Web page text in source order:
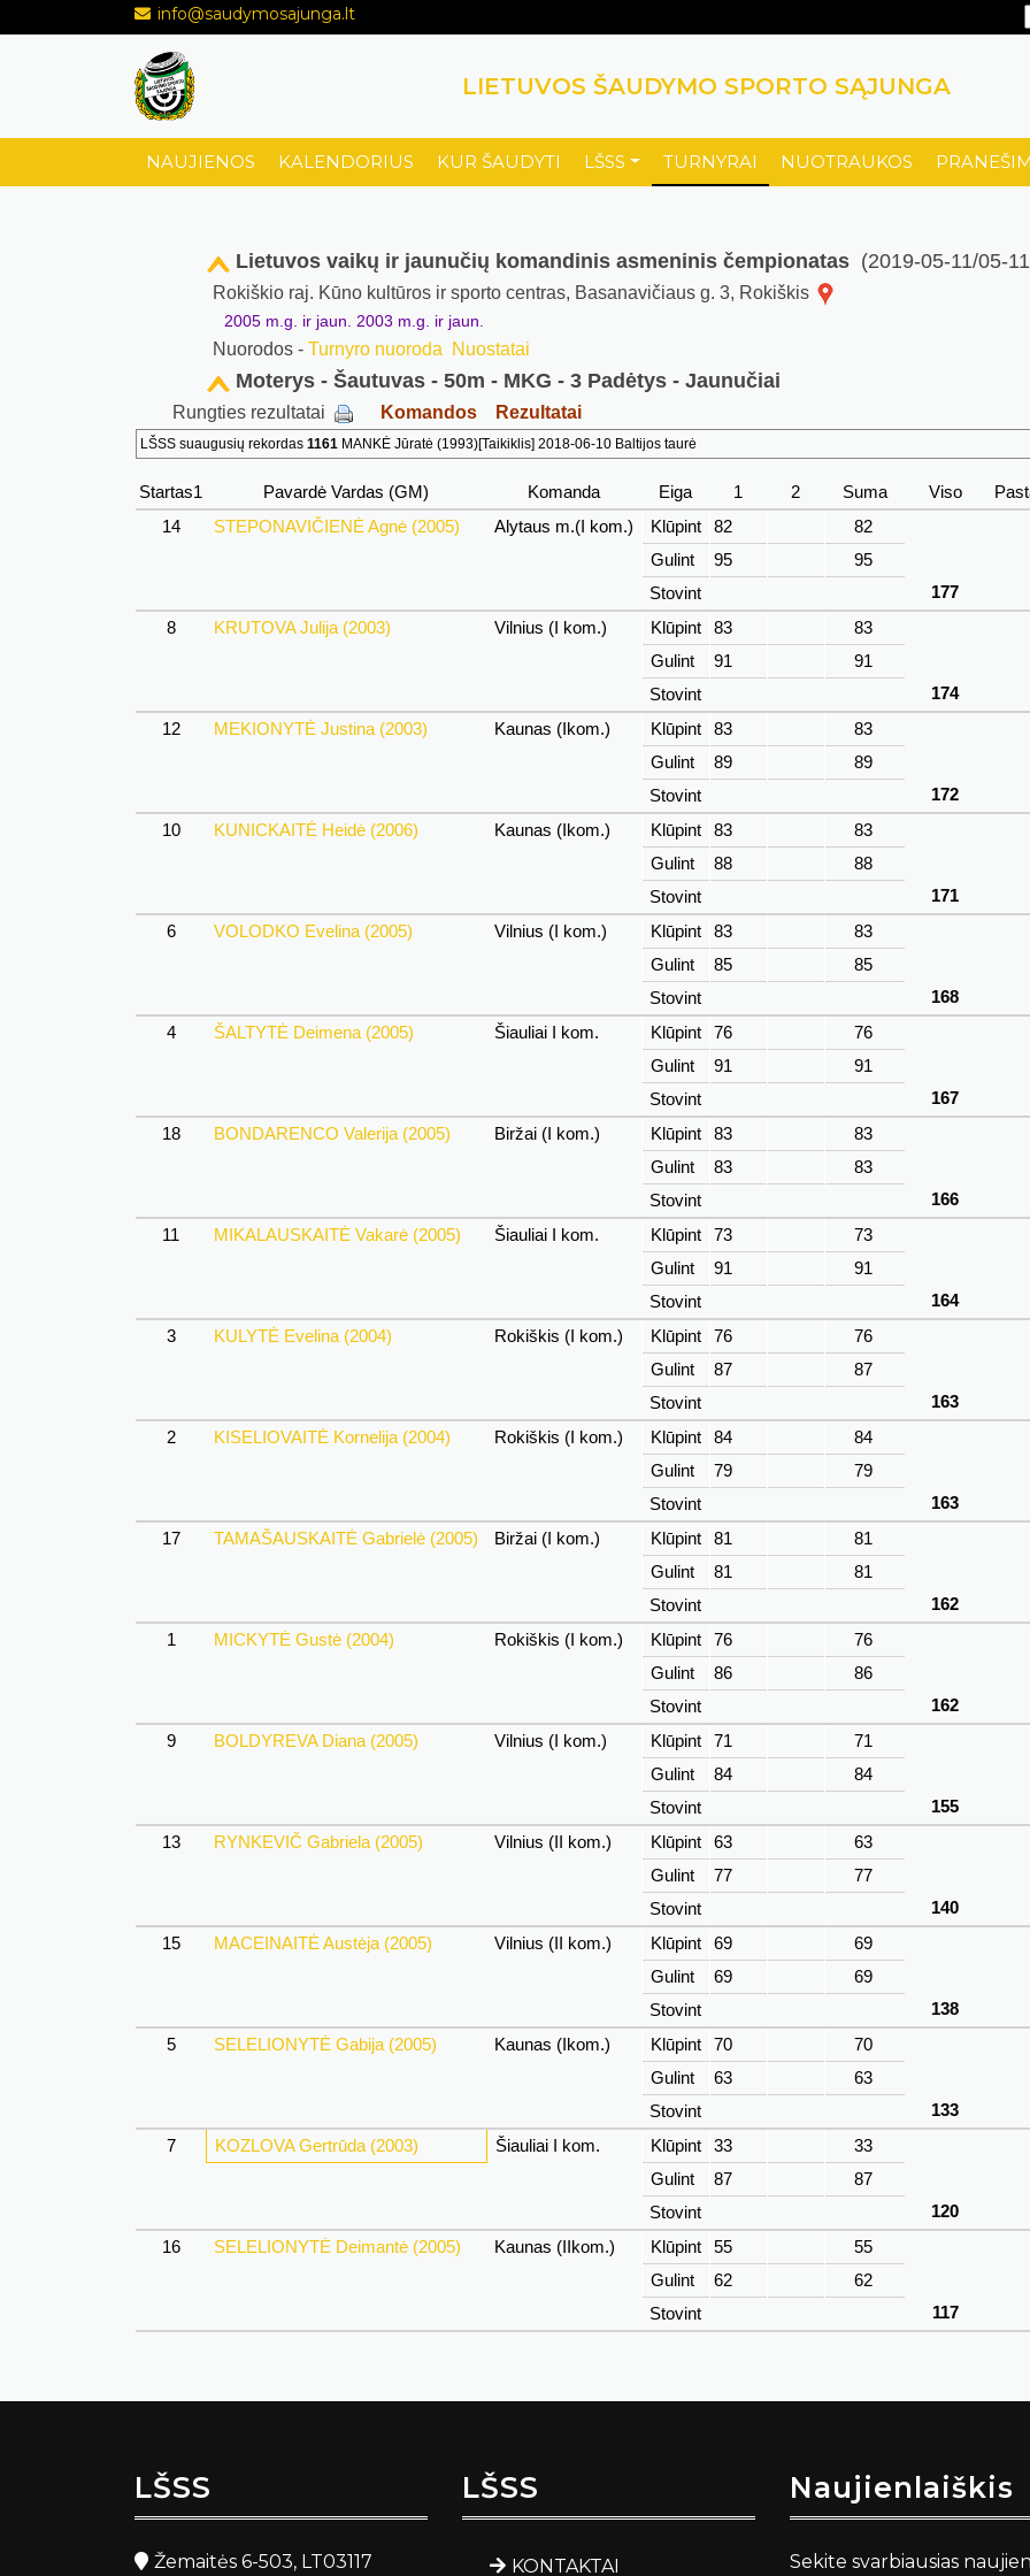
info@saudymosajunga.lt
LIETUVOS ŠAUDYMO SPORTO SĄJUNGA
NAUJIENOS KALENDORIUS KUR ŠAUDYTI LŠSS TURNYRAI NUOTRAUKOS
Lietuvos vaikų ir jaunučių komandinis asmeninis čempionatas (2019-05-11/05-
Rokiškio raj. Kūno kultūros ir sporto centras, Basanavičiaus g. 3, Rokiškis
2005 m.g. ir jaun. 2003 m.g. ir jaun.
Nuorodos - Turnyro nuoroda Nuostatai
Moterys - Šautuvas - 50m - MKG - 3 Padėtys - Jaunučiai
Rungties rezultatai Komandos Rezultatai
LŠSS suaugusių rekordas 1161 MANKĖ Jūratė (1993)[Taikiklis] 2018-06-10 Baltijos taurė
Startas1 Pavardė Vardas (GM) Komanda Eiga 1 2 Suma Viso
14
STEPONAVIČIENĖ Agnė (2005) Alytaus m.(I kom.) Klūpint 82
82
Gulint
95
95
Stovint
177
8
KRUTOVA Julija (2003) Vilnius (I kom.) Klūpint 83
83
Gulint
91
91
Stovint
174
12
MEKIONYTĖ Justina (2003) Kaunas (Ikom.) Klūpint 83
83
Gulint
89
89
Stovint
172
10
KUNICKAITĖ Heidė (2006) Kaunas (Ikom.) Klūpint 83
83
Gulint
88
88
Stovint
171
6
VOLODKO Evelina (2005) Vilnius (I kom.) Klūpint 83
83
Gulint
85
85
Stovint
168
4
ŠALTYTĖ Deimena (2005) Šiauliai I kom. Klūpint 76
76
Gulint
91
91
Stovint
167
18
BONDARENCO Valerija (2005) Biržai (I kom.) Klūpint 83
83
Gulint
83
83
Stovint
166
11
MIKALAUSKAITĖ Vakarė (2005) Šiauliai I kom. Klūpint 73
73
Gulint
91
91
Stovint
164
3
KULYTĖ Evelina (2004) Rokiškis (I kom.) Klūpint 76
76
Gulint
87
87
Stovint
163
2
KISELIOVAITĖ Kornelija (2004) Rokiškis (I kom.) Klūpint 84
84
Gulint
79
79
Stovint
163
17
TAMAŠAUSKAITĖ Gabrielė (2005) Biržai (I kom.) Klūpint 81
81
Gulint
81
81
Stovint
162
1
MICKYTĖ Gustė (2004) Rokiškis (I kom.) Klūpint 76
76
Gulint
86
86
Stovint
162
9
BOLDYREVA Diana (2005) Vilnius (I kom.) Klūpint 71
71
Gulint
84
84
Stovint
155
13
RYNKEVIČ Gabriela (2005) Vilnius (II kom.) Klūpint 63
63
Gulint
77
77
Stovint
140
15
MACEINAITĖ Austėja (2005) Vilnius (II kom.) Klūpint 69
69
Gulint
69
69
Stovint
138
5
SELELIONYTĖ Gabija (2005) Kaunas (Ikom.) Klūpint 70
70
Gulint
63
63
Stovint
133
7
KOZLOVA Gertrūda (2003) Šiauliai I kom. Klūpint 33
33
Gulint
87
87
Stovint
120
16
SELELIONYTĖ Deimantė (2005) Kaunas (IIkom.) Klūpint 55
55
Gulint
62
62
Stovint
117
LŠSS
Žemaitės 6-503, LT03117
LŠSS
KONTAKTAI
Naujienlaiškis
Sekite svarbiausias